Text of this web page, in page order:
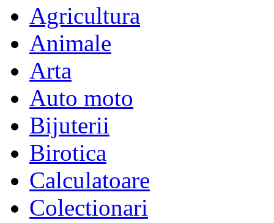
Agricultura
Animale
Arta
Auto moto
Bijuterii
Birotica
Calculatoare
Colectionari